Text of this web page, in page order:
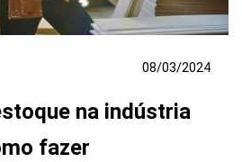
08/03/2024
na indústria
fazer